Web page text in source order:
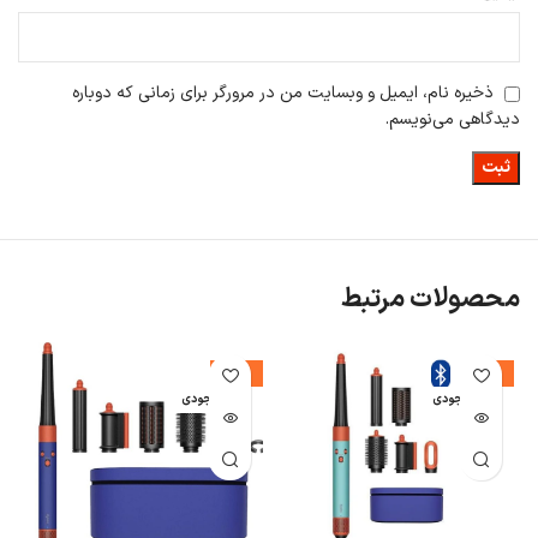
نظیر فر، موج‌دار یا صاف را فراهم می‌کند. این ویژگی نه‌تنها سلامت موها را
ذخیره نام، ایمیل و وبسایت من در مرورگر برای زمانی که دوباره
دیدگاهی می‌نویسم.
محصولات مرتبط
-4%
اتمام موجودی
-17%
اتمام موجودی